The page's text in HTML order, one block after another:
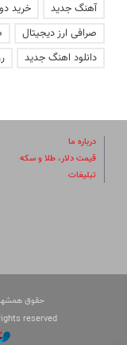
آهنگ جدید
خرید
صرافی ارز دیجیتال
دانلود اهنگ جدید
درباره ما
قیمت دلار، طلا و سکه
تبلیغات
حقوق
reserved